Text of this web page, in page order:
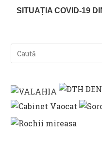
SITUAȚIA COVID-19